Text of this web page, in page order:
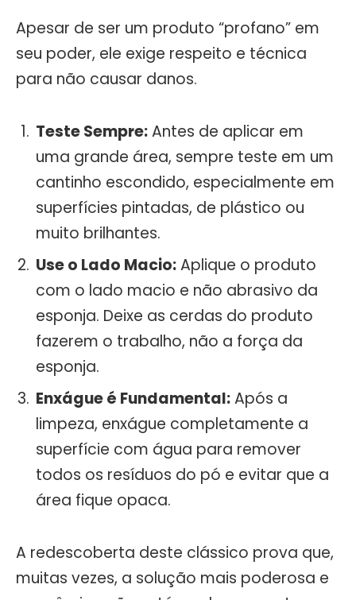
Apesar de ser um produto “profano” em
seu poder, ele exige respeito e técnica
para não causar danos.
Teste Sempre:Antes de aplicar em
uma grande área, sempre teste em um
cantinho escondido, especialmente em
superfícies pintadas, de plástico ou
muito brilhantes.
Use o Lado Macio:Aplique o produto
com o lado macio e não abrasivo da
esponja. Deixe as cerdas do produto
fazerem o trabalho, não a força da
esponja.
Enxágue é Fundamental:Após a
limpeza, enxágue completamente a
superfície com água para remover
todos os resíduos do pó e evitar que a
área fique opaca.
A redescoberta deste clássico prova que,
muitas vezes, a solução mais poderosa e